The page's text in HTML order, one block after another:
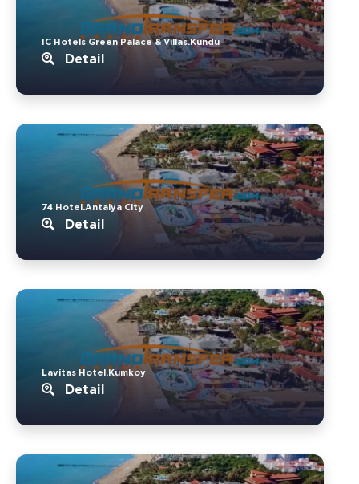
IC Hotels Green Palace & Villas.Kundu
Detail
74 Hotel.Antalya City
Detail
Lavitas Hotel.Kumkoy
Detail